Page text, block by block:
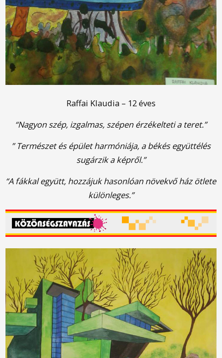
Raffai Klaudia – 12 éves
“Nagyon szép, izgalmas, szépen érzékelteti a teret.”
” Természet és épület harmóniája, a békés együttélés
sugárzik a képről.”
“A fákkal együtt, hozzájuk hasonlóan növekvő ház ötlete
különleges.”